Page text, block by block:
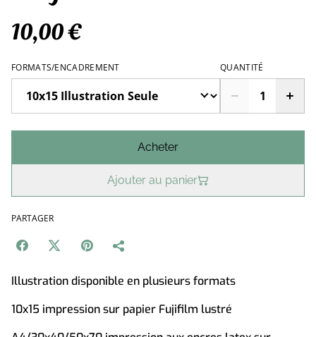
10,00 €
FORMATS/ENCADREMENT QUANTITÉ
Acheter
Ajouter au panier
PARTAGER
Illustration disponible en plusieurs formats
10x15 impression sur papier Fujifilm lustré